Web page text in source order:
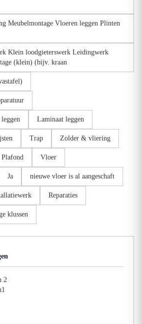
Meubelmontage Vloeren leggen Plinten
Klein loodgieterswerk Leidingwerk
(klein) (bijv. kraan
Laminaat leggen
Trap Zolder & vliering
Plafond Vloer
Ja nieuwe vloer is al aangeschaft
Reparaties
klussen
2